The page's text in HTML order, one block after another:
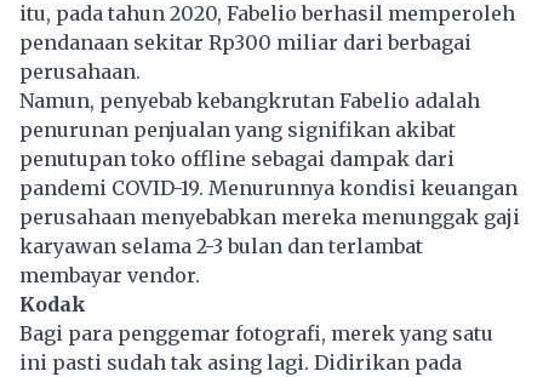
itu, pada tahun 2020, Fabelio berhasil memperoleh
pendanaan sekitar Rp300 miliar dari berbagai
perusahaan.
Namun, penyebab kebangkrutan Fabelio adalah
penurunan penjualan yang signifikan akibat
penutupan toko offline sebagai dampak dari
pandemi COVID-19. Menurunnya kondisi keuangan
perusahaan menyebabkan mereka menunggak gaji
karyawan selama 2-3 bulan dan terlambat
membayar vendor.
Kodak
Bagi para penggemar fotografi, merek yang satu
ini pasti sudah tak asing lagi. Didirikan pada